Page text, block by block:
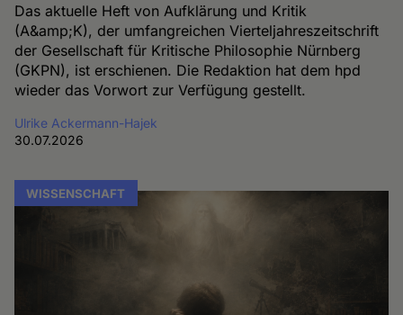
Das aktuelle Heft von Aufklärung und Kritik
(A&amp;K), der umfangreichen Vierteljahreszeitschrift
der Gesellschaft für Kritische Philosophie Nürnberg
(GKPN), ist erschienen. Die Redaktion hat dem hpd
wieder das Vorwort zur Verfügung gestellt.
Ulrike Ackermann-Hajek
30.07.2026
WISSENSCHAFT